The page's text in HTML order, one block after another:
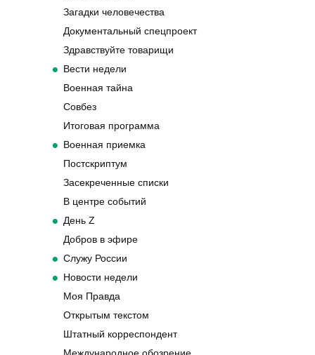
Загадки человечества
Документальный спецпроект
Здравствуйте товарищи
Вести недели
Военная тайна
Совбез
Итоговая программа
Военная приемка
Постскриптум
Засекреченные списки
В центре событий
День Z
Добров в эфире
Служу России
Новости недели
Моя Правда
Открытым текстом
Штатный корреспондент